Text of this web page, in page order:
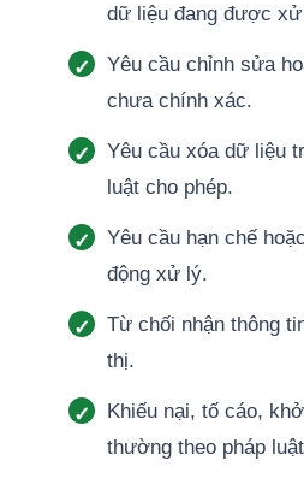
dữ liệu đang được
Yêu cầu chỉnh sửa
chưa chính xác.
Yêu cầu xóa dữ liệu
luật cho phép.
Yêu cầu hạn chế
động xử lý.
Từ chối nhận thông
thị.
Khiếu nại, tố cáo,
thường theo pháp